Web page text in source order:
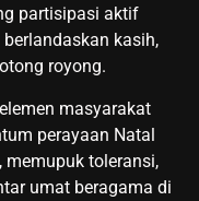
partisipasi aktif
kasih,
royong.
masyarakat
perayaan Natal
memupuk toleransi,
umat beragama di